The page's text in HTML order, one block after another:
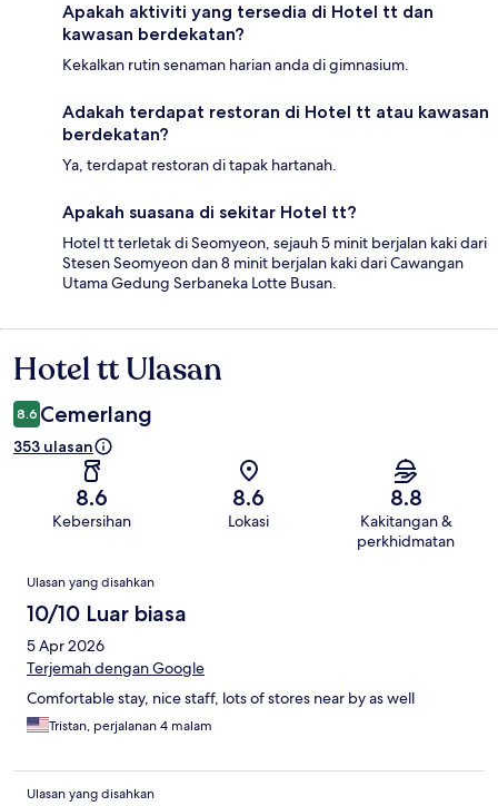
Apakah aktiviti yang tersedia di Hotel tt dan
kawasan berdekatan?
Kekalkan rutin senaman harian anda di gimnasium.
Adakah terdapat restoran di Hotel tt atau kawasan
berdekatan?
Ya, terdapat restoran di tapak hartanah.
Apakah suasana di sekitar Hotel tt?
Hotel tt terletak di Seomyeon, sejauh 5 minit berjalan kaki dari
Stesen Seomyeon dan 8 minit berjalan kaki dari Cawangan
Utama Gedung Serbaneka Lotte Busan.
Ulasan
Hotel tt Ulasan
8.6 Cemerlang
353 ulasan
8.6
Kebersihan
8.6
Lokasi
8.8
Kakitangan &
perkhidmatan
Ulasan
Ulasan yang disahkan
10/10 Luar biasa
5 Apr 2026
Terjemah dengan Google
Comfortable stay, nice staff, lots of stores near by as well
Tristan, perjalanan 4 malam
Ulasan yang disahkan